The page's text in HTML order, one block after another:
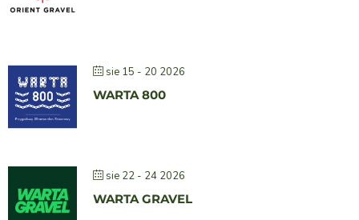
sie 15 - 20 2026
WARTA 800
sie 22 - 24 2026
WARTA GRAVEL